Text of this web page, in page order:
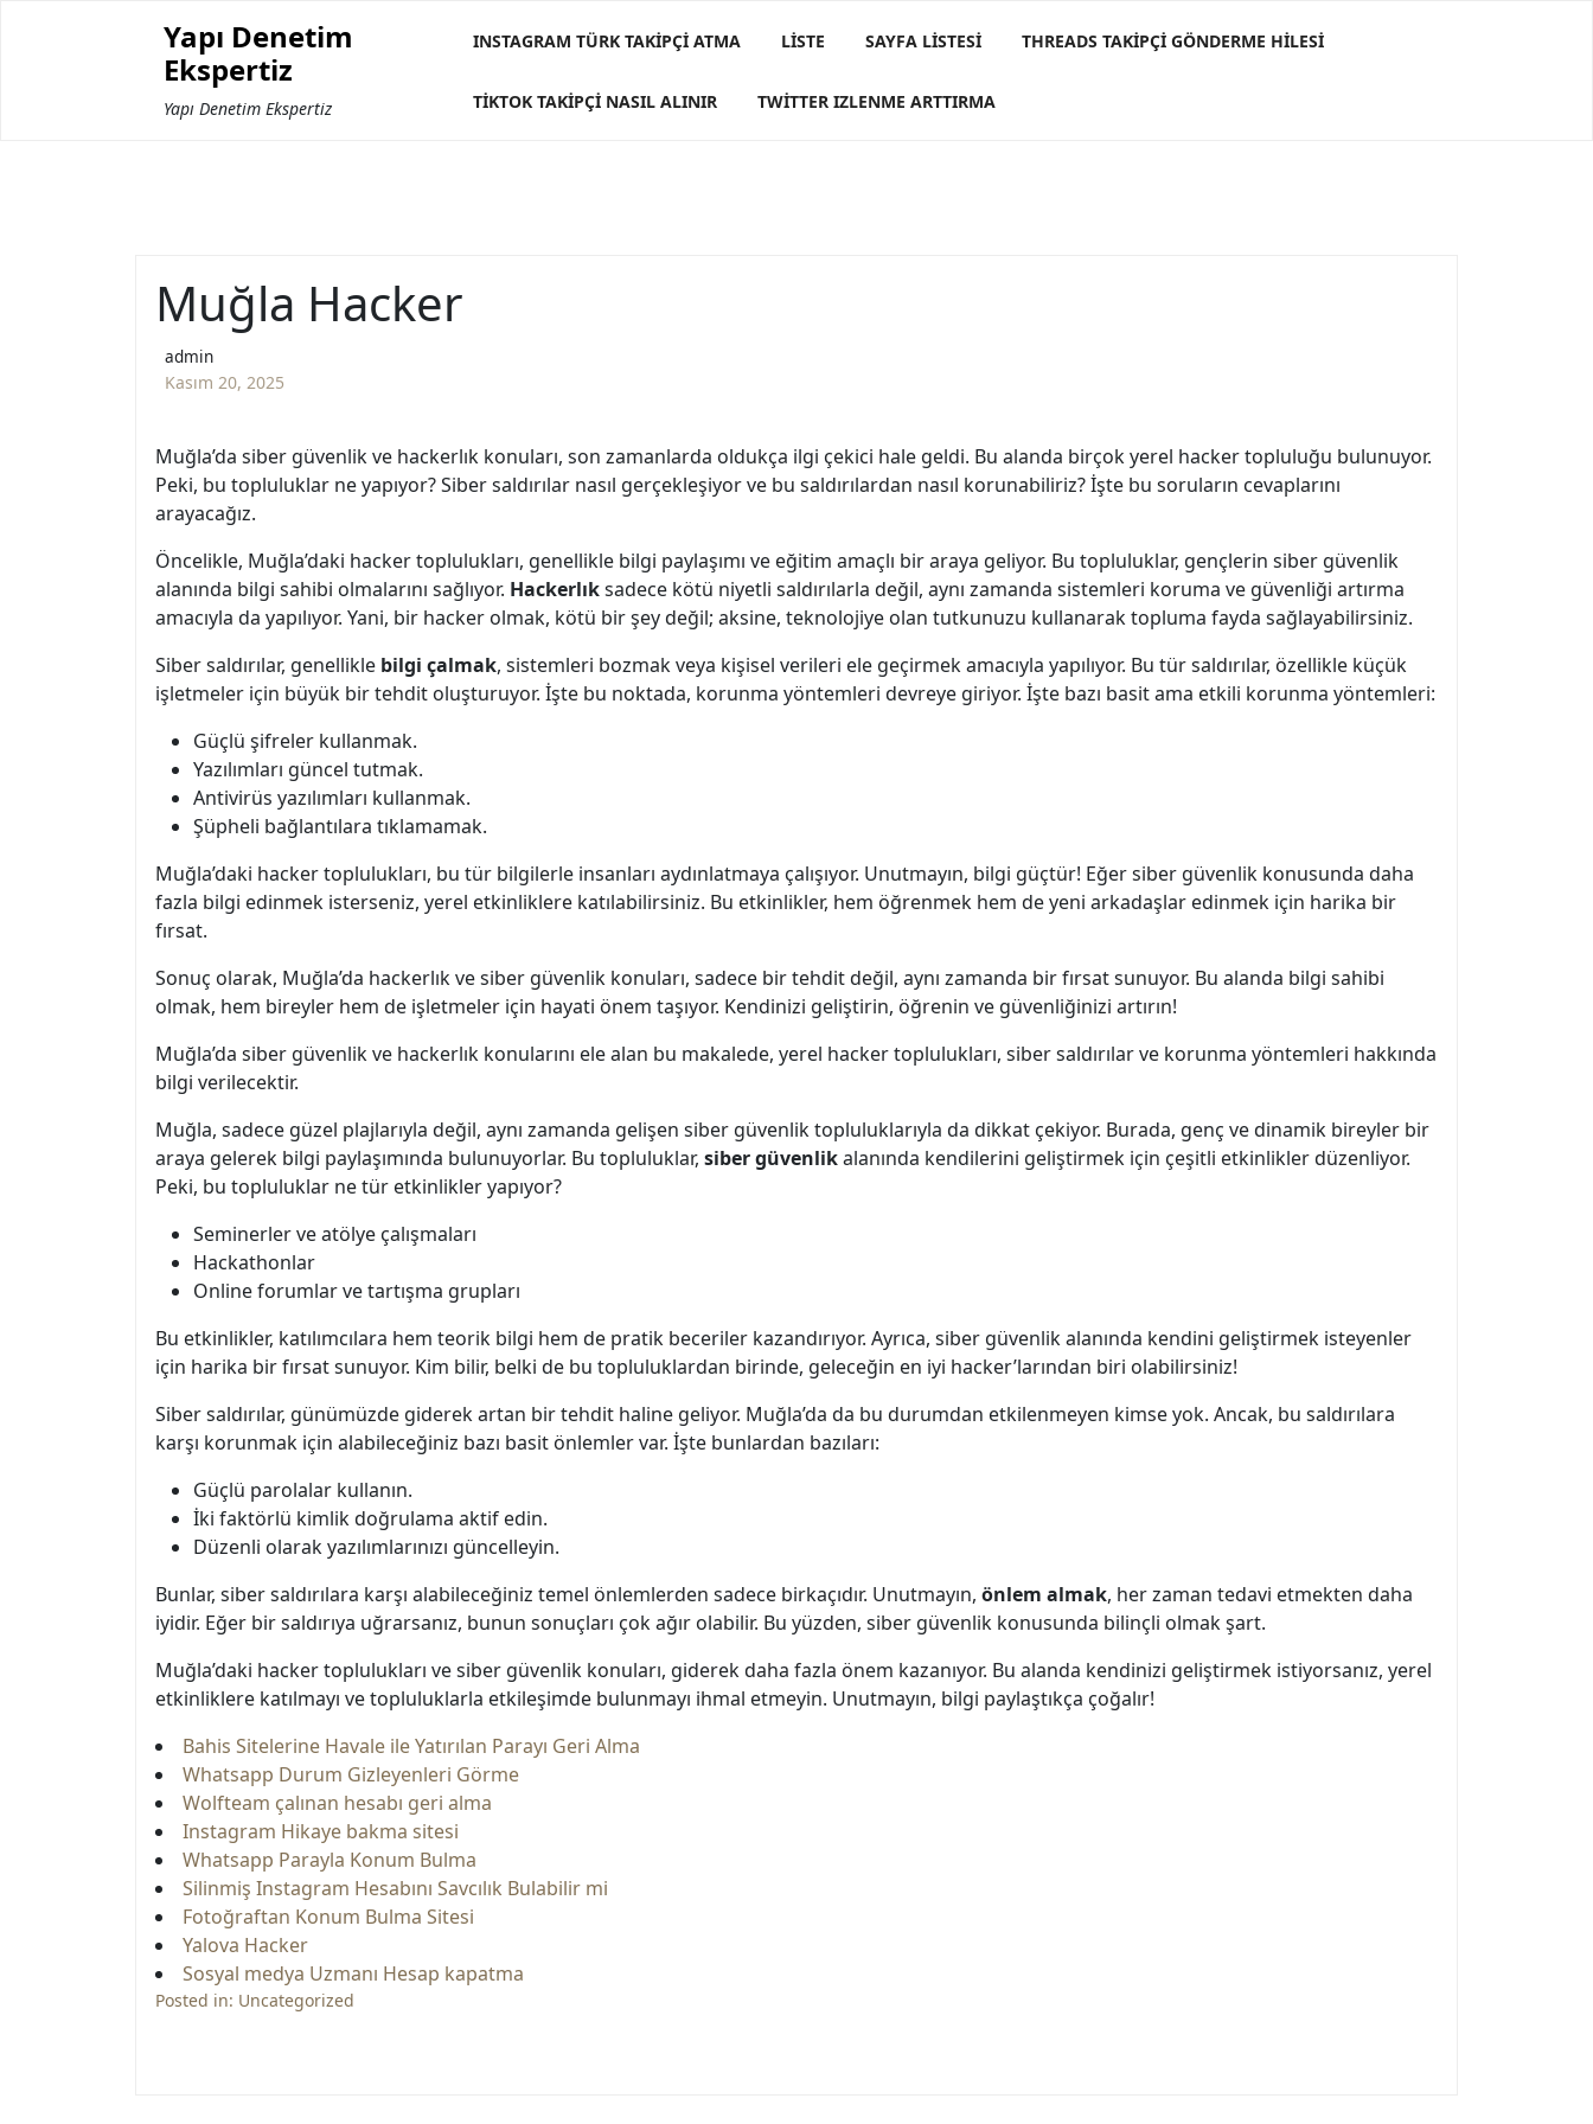
Yapı Denetim
Ekspertiz
Yapı Denetim Ekspertiz
INSTAGRAM TÜRK TAKIPÇI ATMA LISTE SAYFA LISTESI THREADS TAKIPÇI GÖNDERME HILESI
TIKTOK TAKIPÇI NASIL ALINIR TWITTER IZLENME ARTTIRMA
Muğla Hacker
admin
Kasım 20, 2025
Muğla’da siber güvenlik ve hackerlık konuları, son zamanlarda oldukça ilgi çekici hale geldi. Bu alanda birçok yerel hacker topluluğu bulunuyor.
Peki, bu topluluklar ne yapıyor? Siber saldırılar nasıl gerçekleşiyor ve bu saldırılardan nasıl korunabiliriz? İşte bu soruların cevaplarını
arayacağız.
Öncelikle, Muğla’daki hacker toplulukları, genellikle bilgi paylaşımı ve eğitim amaçlı bir araya geliyor. Bu topluluklar, gençlerin siber güvenlik
alanında bilgi sahibi olmalarını sağlıyor. Hackerlıksadece kötü niyetli saldırılarla değil, aynı zamanda sistemleri koruma ve güvenliği artırma
amacıyla da yapılıyor. Yani, bir hacker olmak, kötü bir şey değil; aksine, teknolojiye olan tutkunuzu kullanarak topluma fayda sağlayabilirsiniz.
Siber saldırılar, genellikle bilgi çalmak, sistemleri bozmak veya kişisel verileri ele geçirmek amacıyla yapılıyor. Bu tür saldırılar, özellikle küçük
işletmeler için büyük bir tehdit oluşturuyor. İşte bu noktada, korunma yöntemleri devreye giriyor. İşte bazı basit ama etkili korunma yöntemleri:
Güçlü şifreler kullanmak.
Yazılımları güncel tutmak.
Antivirüs yazılımları kullanmak.
Şüpheli bağlantılara tıklamamak.
Muğla’daki hacker toplulukları, bu tür bilgilerle insanları aydınlatmaya çalışıyor. Unutmayın, bilgi güçtür! Eğer siber güvenlik konusunda daha
fazla bilgi edinmek isterseniz, yerel etkinliklere katılabilirsiniz. Bu etkinlikler, hem öğrenmek hem de yeni arkadaşlar edinmek için harika bir
fırsat.
Sonuç olarak, Muğla’da hackerlık ve siber güvenlik konuları, sadece bir tehdit değil, aynı zamanda bir fırsat sunuyor. Bu alanda bilgi sahibi
olmak, hem bireyler hem de işletmeler için hayati önem taşıyor. Kendinizi geliştirin, öğrenin ve güvenliğinizi artırın!
Muğla’da siber güvenlik ve hackerlık konularını ele alan bu makalede, yerel hacker toplulukları, siber saldırılar ve korunma yöntemleri hakkında
bilgi verilecektir.
Muğla, sadece güzel plajlarıyla değil, aynı zamanda gelişen siber güvenlik topluluklarıyla da dikkat çekiyor. Burada, genç ve dinamik bireyler bir
araya gelerek bilgi paylaşımında bulunuyorlar. Bu topluluklar, siber güvenlikalanında kendilerini geliştirmek için çeşitli etkinlikler düzenliyor.
Peki, bu topluluklar ne tür etkinlikler yapıyor?
Seminerler ve atölye çalışmaları
Hackathonlar
Online forumlar ve tartışma grupları
Bu etkinlikler, katılımcılara hem teorik bilgi hem de pratik beceriler kazandırıyor. Ayrıca, siber güvenlik alanında kendini geliştirmek isteyenler
için harika bir fırsat sunuyor. Kim bilir, belki de bu topluluklardan birinde, geleceğin en iyi hacker’larından biri olabilirsiniz!
Siber saldırılar, günümüzde giderek artan bir tehdit haline geliyor. Muğla’da da bu durumdan etkilenmeyen kimse yok. Ancak, bu saldırılara
karşı korunmak için alabileceğiniz bazı basit önlemler var. İşte bunlardan bazıları:
Güçlü parolalar kullanın.
İki faktörlü kimlik doğrulama aktif edin.
Düzenli olarak yazılımlarınızı güncelleyin.
Bunlar, siber saldırılara karşı alabileceğiniz temel önlemlerden sadece birkaçıdır. Unutmayın, önlem almak, her zaman tedavi etmekten daha
iyidir. Eğer bir saldırıya uğrarsanız, bunun sonuçları çok ağır olabilir. Bu yüzden, siber güvenlik konusunda bilinçli olmak şart.
Muğla’daki hacker toplulukları ve siber güvenlik konuları, giderek daha fazla önem kazanıyor. Bu alanda kendinizi geliştirmek istiyorsanız, yerel
etkinliklere katılmayı ve topluluklarla etkileşimde bulunmayı ihmal etmeyin. Unutmayın, bilgi paylaştıkça çoğalır!
Bahis Sitelerine Havale ile Yatırılan Parayı Geri Alma
Whatsapp Durum Gizleyenleri Görme
Wolfteam çalınan hesabı geri alma
Instagram Hikaye bakma sitesi
Whatsapp Parayla Konum Bulma
Silinmiş Instagram Hesabını Savcılık Bulabilir mi
Fotoğraftan Konum Bulma Sitesi
Yalova Hacker
Sosyal medya Uzmanı Hesap kapatma
Posted in: Uncategorized